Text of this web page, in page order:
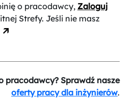
o pracodawcy, Zaloguj
Strefy. Jeśli nie masz
pracodawcy? Sprawdź nasze
oferty pracy dla inżynierów.